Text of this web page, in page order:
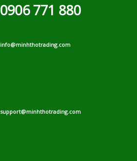
0906 771 880
info@minhthotrading.com
support@minhthotrading.com